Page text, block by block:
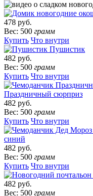
478 руб.
Вес: 500 грамм
Купить Что внутри
Пушистик
482 руб.
Вес: 500 грамм
Купить Что внутри
Праздничный сюрприз
482 руб.
Вес: 500 грамм
Купить Что внутри
синий
482 руб.
Вес: 500 грамм
Купить Что внутри
482 руб.
Вес: 500 грамм